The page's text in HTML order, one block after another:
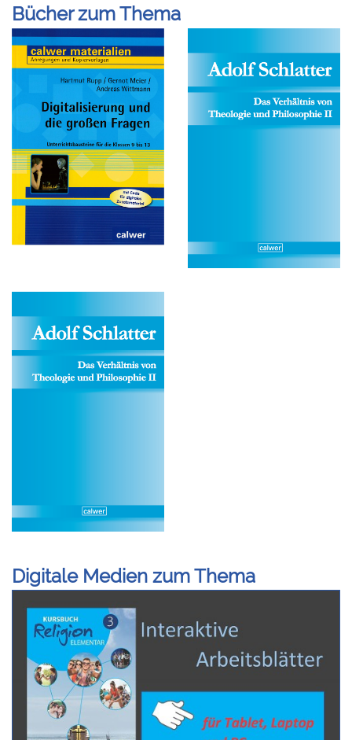
Bücher zum Thema
Digitale Medien zum Thema